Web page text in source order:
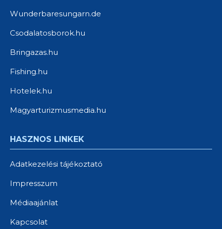
Wunderbaresungarn.de
Csodalatosborok.hu
Bringazas.hu
Fishing.hu
Hotelek.hu
Magyarturizmusmedia.hu
HASZNOS LINKEK
Adatkezelési tájékoztató
Impresszum
Médiaajánlat
Kapcsolat